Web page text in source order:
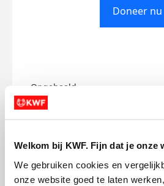
Welkom bij KWF. Fijn dat je onze
We gebruiken cookies en
onze website goed te laten
Doneer nu
Opgehaald
€0
Thomas-Jan's